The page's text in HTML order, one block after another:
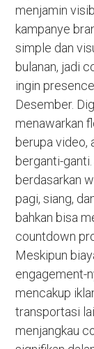
menjamin
kampanye
simple dan
bulanan, jadi
ingin
Desember.
menawarkan
berupa video,
berganti-
berdasarkan
pagi, siang,
bahkan bisa
countdown
Meskipun
engagement-
mencakup
transportasi
menjangkau